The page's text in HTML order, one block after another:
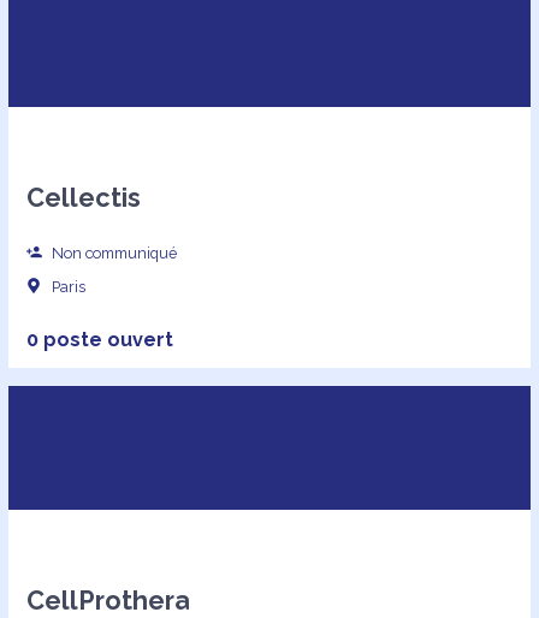
Cellectis
Non communiqué
Paris
0 poste ouvert
CellProthera